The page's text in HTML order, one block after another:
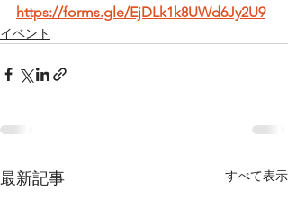
https://forms.gle/EjDLk1k8UWd6Jy2U9
イベント
最新記事 すべて表示